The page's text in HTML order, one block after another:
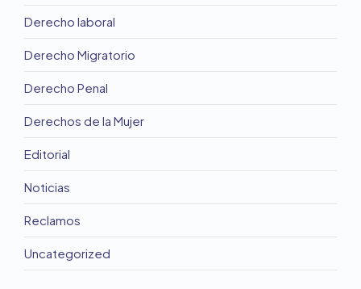
Derecho laboral
Derecho Migratorio
Derecho Penal
Derechos de la Mujer
Editorial
Noticias
Reclamos
Uncategorized